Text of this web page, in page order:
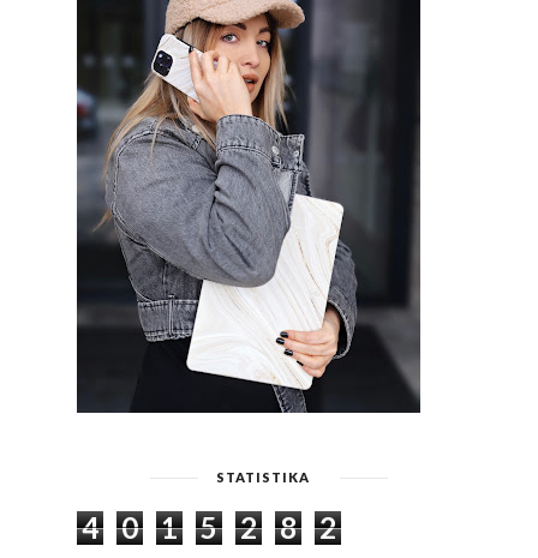
STATISTIKA
4 0 1 5 2 8 2